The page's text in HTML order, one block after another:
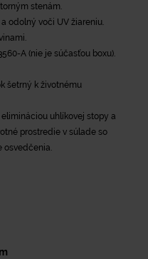
stenám.
odolný voči UV žiareniu.
A (nie je súčasťou boxu).
šetrný k životnému
uhlíkovej stopy a
prostredie v súlade so
osvedčenia.